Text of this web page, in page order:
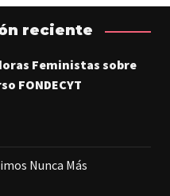
reciente
Feministas sobre
FONDECYT
Nunca Más